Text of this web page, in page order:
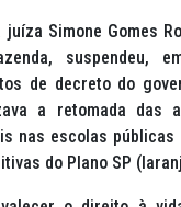
Simone Gomes
suspendeu,
de decreto do
a retomada das
nas escolas públicas
do Plano SP